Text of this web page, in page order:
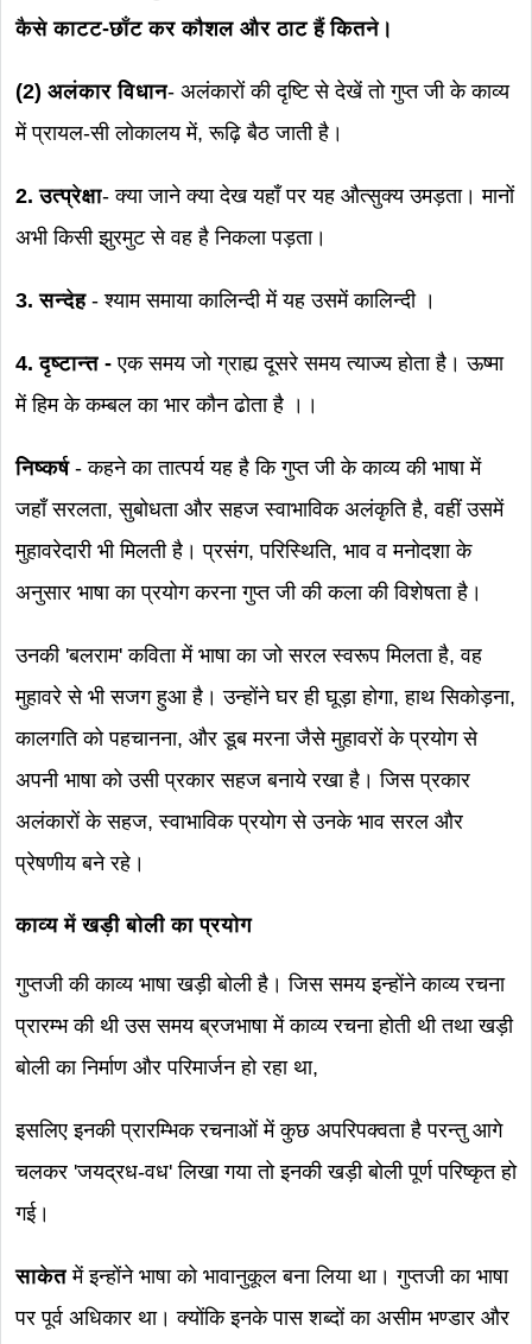
कैसे काटट-छाँट कर कौशल और ठाट हैं कितने।
(2) अलंकार विधान- अलंकारों की दृष्टि से देखें तो गुप्त जी के काव्य
में प्रायल-सी लोकालय में, रूढ़ि बैठ जाती है।
2. उत्प्रेक्षा- क्या जाने क्या देख यहाँ पर यह औत्सुक्य उमड़ता। मानों
अभी किसी झुरमुट से वह है निकला पड़ता।
3. सन्देह- श्याम समाया कालिन्दी में यह उसमें कालिन्दी ।
4. दृष्टान्त - एक समय जो ग्राह्य दूसरे समय त्याज्य होता है। ऊष्मा
में हिम के कम्बल का भार कौन ढोता है ।।
निष्कर्ष - कहने का तात्पर्य यह है कि गुप्त जी के काव्य की भाषा में
जहाँ सरलता, सुबोधता और सहज स्वाभाविक अलंकृति है, वहीं उसमें
मुहावरेदारी भी मिलती है। प्रसंग, परिस्थिति, भाव व मनोदशा के
अनुसार भाषा का प्रयोग करना गुप्त जी की कला की विशेषता है।
उनकी 'बलराम' कविता में भाषा का जो सरल स्वरूप मिलता है, वह
मुहावरे से भी सजग हुआ है। उन्होंने घर ही घूड़ा होगा, हाथ सिकोड़ना,
कालगति को पहचानना, और डूब मरना जैसे मुहावरों के प्रयोग से
अपनी भाषा को उसी प्रकार सहज बनाये रखा है। जिस प्रकार
अलंकारों के सहज, स्वाभाविक प्रयोग से उनके भाव सरल और
प्रेषणीय बने रहे।
काव्य में खड़ी बोली का प्रयोग
गुप्तजी की काव्य भाषा खड़ी बोली है। जिस समय इन्होंने काव्य रचना
प्रारम्भ की थी उस समय ब्रजभाषा में काव्य रचना होती थी तथा खड़ी
बोली का निर्माण और परिमार्जन हो रहा था,
इसलिए इनकी प्रारम्भिक रचनाओं में कुछ अपरिपक्वता है परन्तु आगे
चलकर 'जयद्रध-वध' लिखा गया तो इनकी खड़ी बोली पूर्ण परिष्कृत हो
गई।
साकेतमें इन्होंने भाषा को भावानुकूल बना लिया था। गुप्तजी का भाषा
पर पूर्व अधिकार था। क्योंकि इनके पास शब्दों का असीम भण्डार और